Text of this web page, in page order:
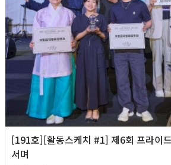
[191호][활동스케치 #1] 제6회 프라이
서며